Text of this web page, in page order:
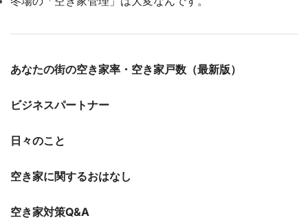
あなたの街の空き家率・空き家戸数（最新版）
ビジネスパートナー
日々のこと
空き家に関するおはなし
空き家対策Q&A